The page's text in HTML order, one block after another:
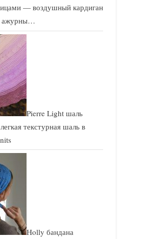
— воздушный кардиган
ажурны…
Pierre Light шаль
текстурная шаль в
Holly бандана